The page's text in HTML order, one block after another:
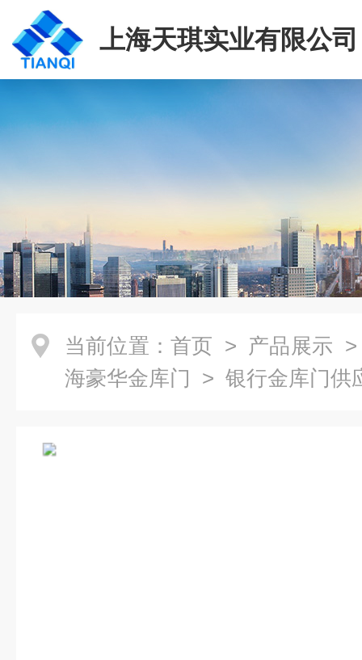
上海天琪实业有限公司
当前位置： 首页 > 产品展示
海豪华金库门 > 银行金库门供